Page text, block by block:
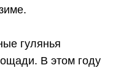
гулянья
В этом году